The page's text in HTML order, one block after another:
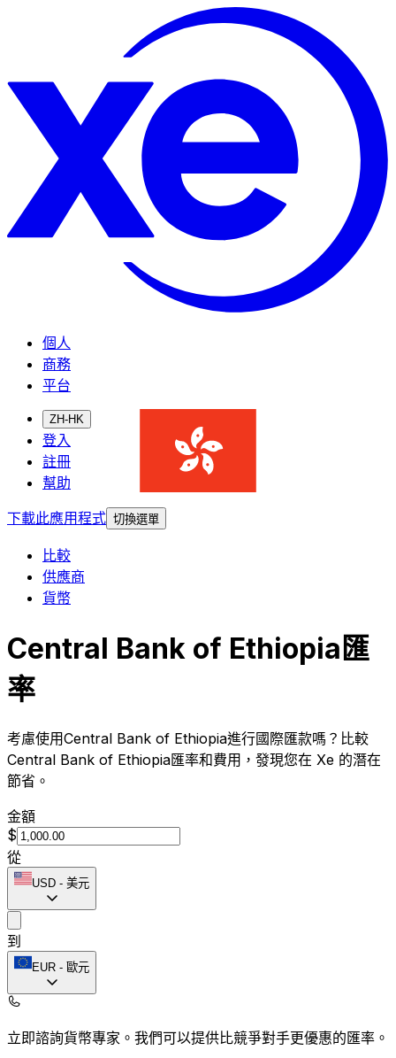
個人
商務
平台
ZH-HK
登入
註冊
幫助
下載此應用程式 切換選單
比較
供應商
貨幣
Central Bank of Ethiopia匯
率
考慮使用Central Bank of Ethiopia進行國際匯款嗎？比較
Central Bank of Ethiopia匯率和費用，發現您在 Xe 的潛在
節省。
金額
$
從
USD - 美元
到
EUR - 歐元
立即諮詢貨幣專家。 我們可以提供比競爭對手更優惠的匯率。